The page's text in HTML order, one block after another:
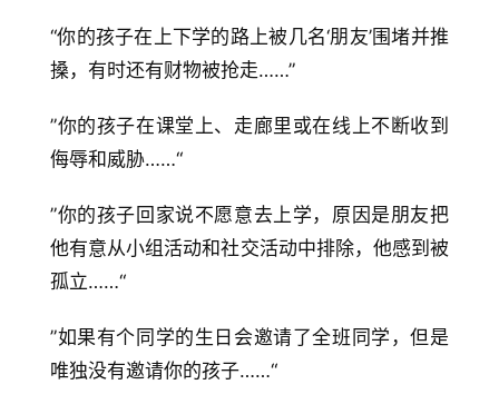
“你的孩子在上下学的路上被几名‘朋友’围堵并推
搡，有时还有财物被抢走……”
”你的孩子在课堂上、走廊里或在线上不断收到
侮辱和威胁……“
”你的孩子回家说不愿意去上学，原因是朋友把
他有意从小组活动和社交活动中排除，他感到被
孤立……“
”如果有个同学的生日会邀请了全班同学，但是
唯独没有邀请你的孩子……“